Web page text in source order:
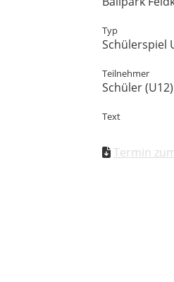
Typ
Schülerspiel
Teilnehmer
Schüler (U12)
Text
Termin